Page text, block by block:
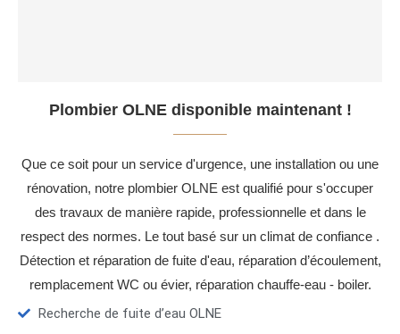
Plombier OLNE disponible maintenant !
Que ce soit pour un service d'urgence, une installation ou une
rénovation, notre plombier OLNE est qualifié pour s'occuper
des travaux de manière rapide, professionnelle et dans le
respect des normes. Le tout basé sur un climat de confiance .
Détection et réparation de fuite d'eau, réparation d’écoulement,
remplacement WC ou évier, réparation chauffe-eau - boiler.
Recherche de fuite d’eau OLNE